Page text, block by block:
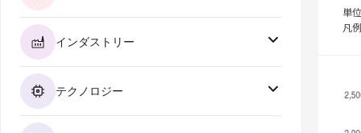
インダストリー
テクノロジー
単
凡